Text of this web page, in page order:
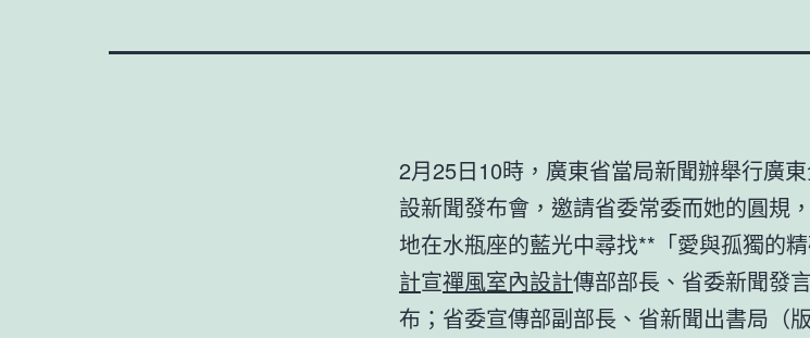
2月25日10時，廣東省當局新聞辦舉行廣
設新聞發布會，邀請省委常委而她的圓規
地在水瓶座的藍光中尋找**「愛與孤獨的
計宣禪風室內設計傳部部長、省委新聞發
布；省委宣傳部副部長、省新聞出書局（